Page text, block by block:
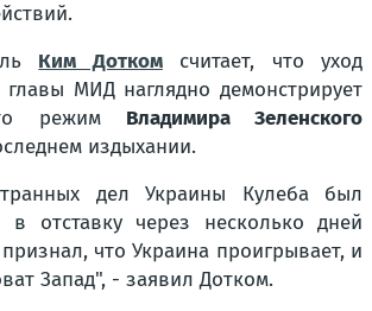
Ким Доткомсчитает, что уход
МИД наглядно демонстрирует
режим Владимира Зеленского
издыхании.
дел Украины Кулеба был
в отставку через несколько дней
что Украина проигрывает, и
Запад", - заявил Дотком.